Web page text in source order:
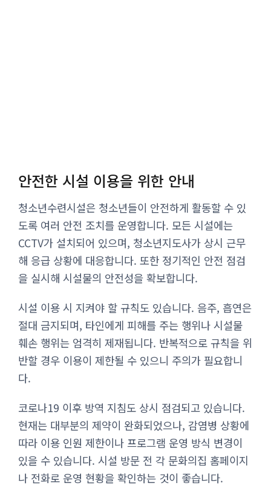
안전한 시설 이용을 위한 안내
청소년수련시설은 청소년들이 안전하게 활동할 수 있
도록 여러 안전 조치를 운영합니다. 모든 시설에는
CCTV가 설치되어 있으며, 청소년지도사가 상시 근무
해 응급 상황에 대응합니다. 또한 정기적인 안전 점검
을 실시해 시설물의 안전성을 확보합니다.
시설 이용 시 지켜야 할 규칙도 있습니다. 음주, 흡연은
절대 금지되며, 타인에게 피해를 주는 행위나 시설물
훼손 행위는 엄격히 제재됩니다. 반복적으로 규칙을 위
반할 경우 이용이 제한될 수 있으니 주의가 필요합니
다.
코로나19 이후 방역 지침도 상시 점검되고 있습니다.
현재는 대부분의 제약이 완화되었으나, 감염병 상황에
따라 이용 인원 제한이나 프로그램 운영 방식 변경이
있을 수 있습니다. 시설 방문 전 각 문화의집 홈페이지
나 전화로 운영 현황을 확인하는 것이 좋습니다.